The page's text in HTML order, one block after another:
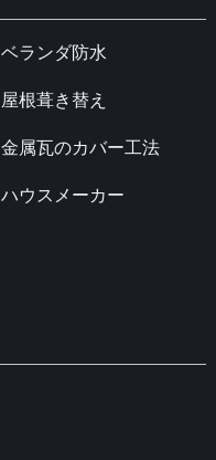
ベランダ防水
屋根葺き替え
金属瓦のカバー工法
ハウスメーカー